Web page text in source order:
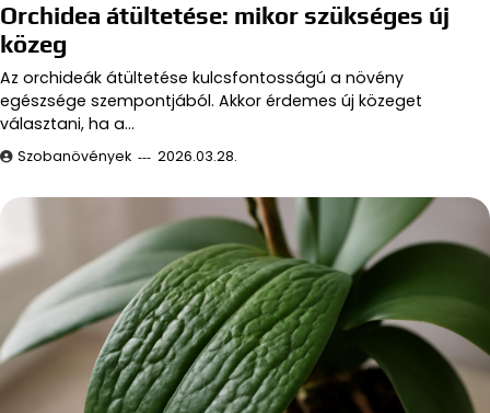
Orchidea átültetése: mikor szükséges új
közeg
Az orchideák átültetése kulcsfontosságú a növény
egészsége szempontjából. Akkor érdemes új közeget
választani, ha a…
Szobanövények 2026.03.28.